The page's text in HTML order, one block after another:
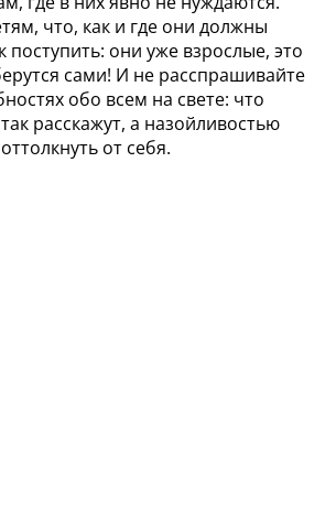
что, как и где они должны
поступить: они уже взрослые, это
сами! И не расспрашивайте
обо всем на свете: что
расскажут, а назойливостью
от себя.